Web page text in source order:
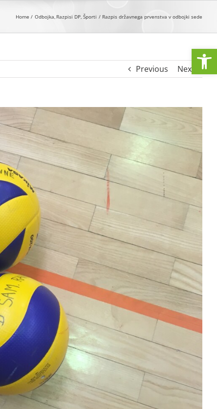
Home Odbojka Razpisi DP Športi Razpis državnega prvenstva v odbojki sede
Previous Next